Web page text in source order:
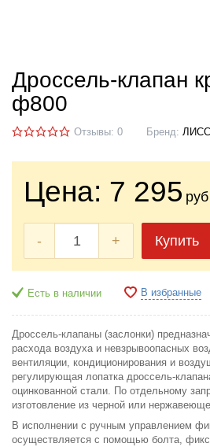
Дроссель-клапан
ф800
Отзывы: 0 Бренд:
Цена: 7 295 руб
- + Купить
Есть в наличии В избранные
Дроссель-клапаны (заслонки)
расхода воздуха и невзрывоопасных
вентиляции, кондиционирования и
регулирующая лопатка дроссель-
оцинкованной стали. По отдельному
изготовление из черной или
В исполнении с ручным управлением
осуществляется с помощью болта,